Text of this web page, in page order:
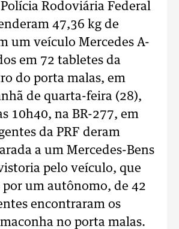
Rodoviária Federal
47,36 kg de
um veículo Mercedes A-
em 72 tabletes da
do porta malas, em
de quarta-feira (28),
10h40, na BR-277, em
da PRF deram
a um Mercedes-Bens
pelo veículo, que
um autônomo, de 42
encontraram os
no porta malas.